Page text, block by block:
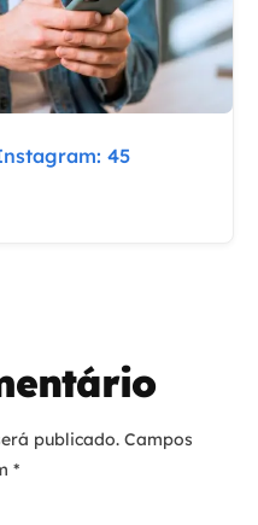
45
publicado. Campos
*